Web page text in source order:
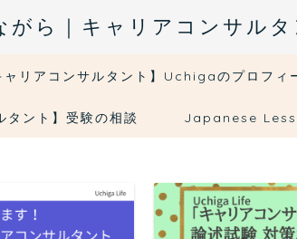
ら｜キャリアコンサルタ
ャリアコンサルタント】Uchigaのプロフィ
ント】受験の相談 Japanese